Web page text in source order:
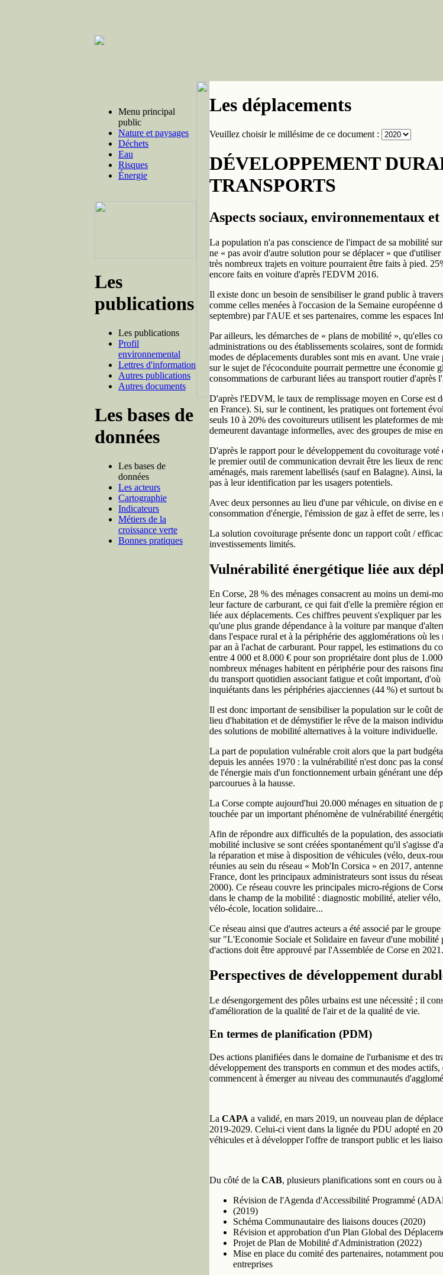
Menu principal
public
Nature et paysages
Déchets
Eau
Risques
Énergie
Les
publications
Les publications
Profil
environnemental
Lettres d'information
Autres publications
Autres documents
Les bases de
données
Les bases de
données
Les acteurs
Cartographie
Indicateurs
Métiers de la
croissance verte
Bonnes pratiques
Les déplacements
Veuillez choisir le millésime de ce document :
DÉVELOPPEMENT
TRANSPORTS
Aspects sociaux, environnementaux et
La population n'a pas conscience de l'impact de sa mobilité
ne « pas avoir d'autre solution pour se déplacer » que
très nombreux trajets en voiture pourraient être faits à pied.
encore faits en voiture d'après l'EDVM 2016.
Il existe donc un besoin de sensibiliser le grand public à
comme celles menées à l'occasion de la Semaine européenne
septembre) par l'AUE et ses partenaires, comme les espaces
Par ailleurs, les démarches de « plans de mobilité », qu'elles
administrations ou des établissements scolaires, sont de
modes de déplacements durables sont mis en avant. Une
sur le sujet de l'écoconduite pourrait permettre une économie
consommations de carburant liées au transport routier d'après
D'après l'EDVM, le taux de remplissage moyen en Corse est
en France). Si, sur le continent, les pratiques ont fortement
seuls 10 à 20% des covoitureurs utilisent les plateformes de
demeurent davantage informelles, avec des groupes de mise
D'après le rapport pour le développement du covoiturage
le premier outil de communication devrait être les lieux de
aménagés, mais rarement labellisés (sauf en Balagne). Ainsi,
pas à leur identification par les usagers potentiels.
Avec deux personnes au lieu d'une par véhicule, on divise en
consommation d'énergie, l'émission de gaz à effet de serre, les
La solution covoiturage présente donc un rapport coût /
investissements limités.
Vulnérabilité énergétique liée aux
En Corse, 28 % des ménages consacrent au moins un demi-
leur facture de carburant, ce qui fait d'elle la première région
liée aux déplacements. Ces chiffres peuvent s'expliquer par
qu'une plus grande dépendance à la voiture par manque
dans l'espace rural et à la périphérie des agglomérations où
par an à l'achat de carburant. Pour rappel, les estimations du
entre 4 000 et 8.000 € pour son propriétaire dont plus de
nombreux ménages habitent en périphérie pour des raisons
du transport quotidien associant fatigue et coût important,
inquiétants dans les périphéries ajacciennes (44 %) et surtout
Il est donc important de sensibiliser la population sur le coût
lieu d'habitation et de démystifier le rêve de la maison
des solutions de mobilité alternatives à la voiture individuelle.
La part de population vulnérable croit alors que la part
depuis les années 1970 : la vulnérabilité n'est donc pas la
de l'énergie mais d'un fonctionnement urbain générant une
parcourues à la hausse.
La Corse compte aujourd'hui 20.000 ménages en situation de
touchée par un important phénomène de vulnérabilité
Afin de répondre aux difficultés de la population, des
mobilité inclusive se sont créées spontanément qu'il s'agisse
la réparation et mise à disposition de véhicules (vélo, deux-
réunies au sein du réseau « Mob'In Corsica » en 2017,
France, dont les principaux administrateurs sont issus du
2000). Ce réseau couvre les principales micro-régions de
dans le champ de la mobilité : diagnostic mobilité, atelier
vélo-école, location solidaire...
Ce réseau ainsi que d'autres acteurs a été associé par le
sur "L'Economie Sociale et Solidaire en faveur d'une
d'actions doit être approuvé par l'Assemblée de Corse en 2021.
Perspectives de développement
Le désengorgement des pôles urbains est une nécessité ; il
d'amélioration de la qualité de l'air et de la qualité de vie.
En termes de planification (PDM)
Des actions planifiées dans le domaine de l'urbanisme et des
développement des transports en commun et des modes
commencent à émerger au niveau des communautés
La CAPA a validé, en mars 2019, un nouveau plan de
2019-2029. Celui-ci vient dans la lignée du PDU adopté en
véhicules et à développer l'offre de transport public et les
Du côté de la CAB, plusieurs planifications sont en cours ou
Révision de l'Agenda d'Accessibilité Programmé
(2019)
Schéma Communautaire des liaisons douces (2020)
Révision et approbation d'un Plan Global des
Projet de Plan de Mobilité d'Administration (2022)
Mise en place du comité des partenaires, notamment
entreprises